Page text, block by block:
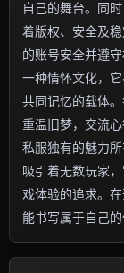
自己的舞台。同
着版权、安全及
的账号安全并遵
一种情怀文化，
共同记忆的载体
重温旧梦，交流
私服独有的魅力
吸引着无数玩家
戏体验的追求。
能书写属于自己的